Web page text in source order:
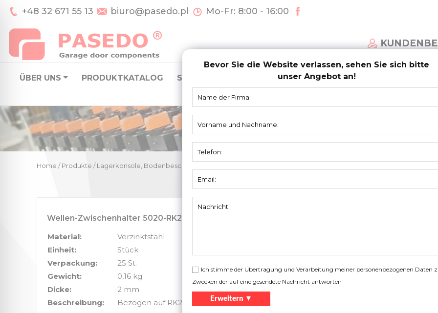
+48 32 671 55 13 biuro@pasedo.pl Mo-Fr: 8:00 - 16:00
ÜBER UNS PRODUKTKATALOG SYSTEME FÜR SEKTIONALTORE NACHRICHTEN
Bevor Sie die Website verlassen, sehen Sie sich bitte
unser Angebot an!
Ich stimme der Übertragung und Verarbeitung meiner personenbezogenen Daten
Zwecken der auf eine gesendete Nachricht antworten
Erweitern ▼
Home /Produkte /Lagerkonsole, Bodenbeschlag
Wellen-Zwischenhalter 5020-RK200
Material:
Verzinktstahl
Einheit:
Stück
Verpackung:
25 St.
Gewicht:
0,16 kg
Dicke:
2 mm
Beschreibung:
Bezogen auf RK200 und UNI-F Systeme